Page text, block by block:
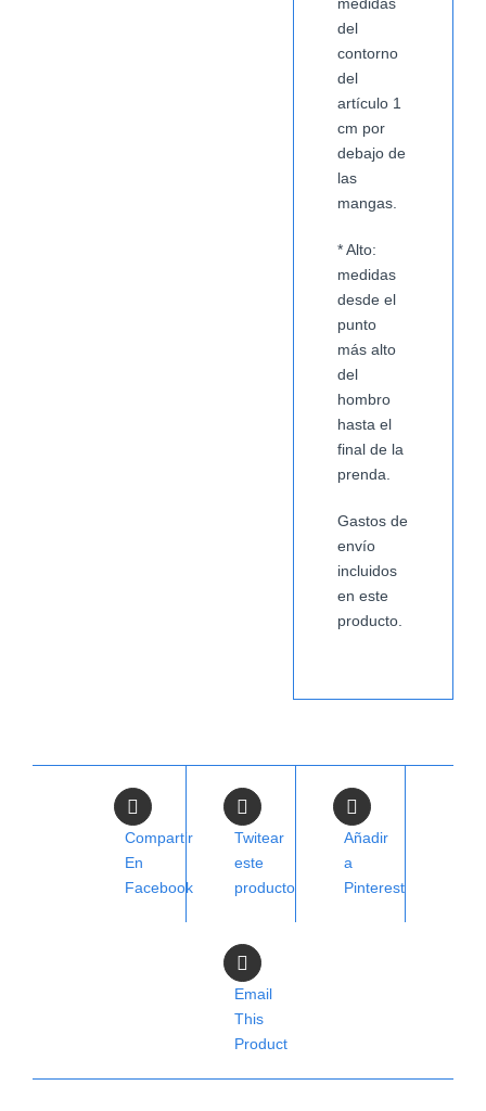
del
contorno
del
artículo 1
cm por
debajo de
las
mangas.
* Alto:
medidas
desde el
punto
más alto
del
hombro
hasta el
final de la
prenda.
Gastos de
envío
incluidos
en este
producto.
Compartir
En
Facebook
Twitear
este
producto
Añadir
a
Pinterest
Email
This
Product